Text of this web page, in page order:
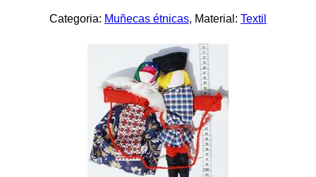
Categoria: Muñecas étnicas, Material: Textil